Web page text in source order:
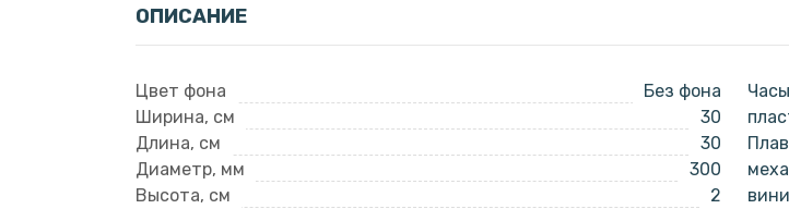
ОПИСАНИЕ
Цвет фона
Без фона
Ширина, см
30
Длина, см
30
Диаметр, мм
300
Высота, см
2